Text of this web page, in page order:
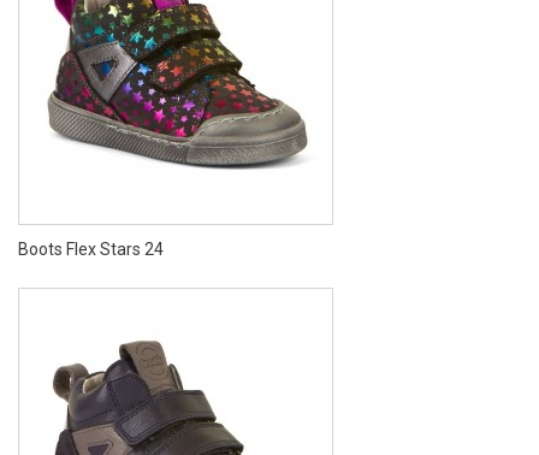
Boots Flex Stars 24